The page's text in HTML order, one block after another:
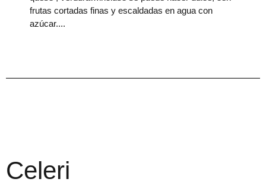
frutas cortadas finas y escaldadas en agua con
azúcar.
Celeri